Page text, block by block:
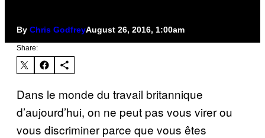
By Chris GodfreyAugust 26, 2016, 1:00am
Share:
Dans le monde du travail britannique
d’aujourd’hui, on ne peut pas vous virer ou
vous discriminer parce que vous êtes